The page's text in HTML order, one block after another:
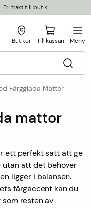
Fri frakt till butik
Butiker Till kassan Meny
Färgglada Mattor
mattor
ett perfekt sätt att ge
utan att det behöver
ligger i balansen.
färgaccent kan du
resten av